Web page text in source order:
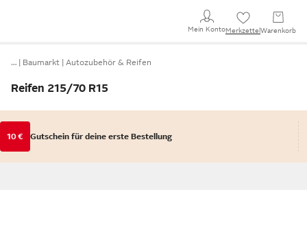
Mein KontoMerkzettel Warenkorb
… Baumarkt Autozubehör & Reifen
Reifen 215/70 R15
10 € Gutschein für deine erste Bestellung